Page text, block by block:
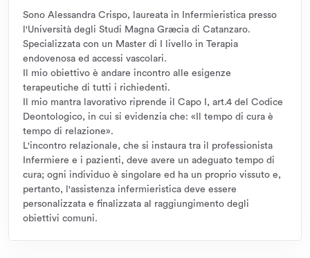
Sono Alessandra Crispo, laureata in Infermieristica presso
l'Università degli Studi Magna Græcia di Catanzaro.
Specializzata con un Master di I livello in Terapia
endovenosa ed accessi vascolari.
Il mio obiettivo è andare incontro alle esigenze
terapeutiche di tutti i richiedenti.
Il mio mantra lavorativo riprende il Capo I, art.4 del Codice
Deontologico, in cui si evidenzia che: «Il tempo di cura è
tempo di relazione».
L'incontro relazionale, che si instaura tra il professionista
Infermiere e i pazienti, deve avere un adeguato tempo di
cura; ogni individuo è singolare ed ha un proprio vissuto e,
pertanto, l'assistenza infermieristica deve essere
personalizzata e finalizzata al raggiungimento degli
obiettivi comuni.